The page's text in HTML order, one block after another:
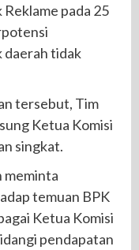
pada 25
daerah tidak
tersebut, Tim
Ketua Komisi
singkat.
meminta
temuan BPK
Ketua Komisi
pendapatan